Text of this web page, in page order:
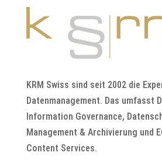
KRM Swiss sind seit 2002 die
Datenmanagement. Das umfasst
Information Governance,
Management & Archivierung und
Content Services.